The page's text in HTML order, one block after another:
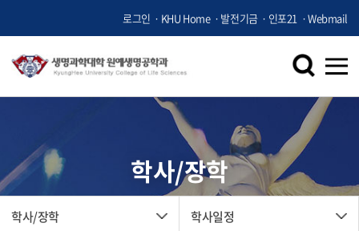
로그인 KHU Home 발전기금 인포21 Webmail
학사/장학
학사/장학 학사일정